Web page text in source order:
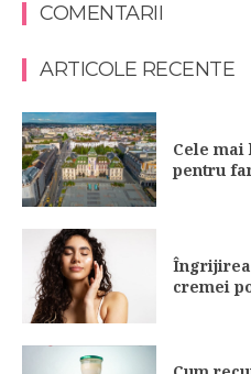
COMENTARII
ARTICOLE RECENTE
Cele mai
pentru
cremei